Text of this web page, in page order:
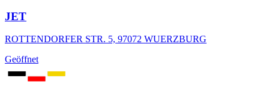
JET
ROTTENDORFER STR. 5, 97072 WUERZBURG
Geöffnet